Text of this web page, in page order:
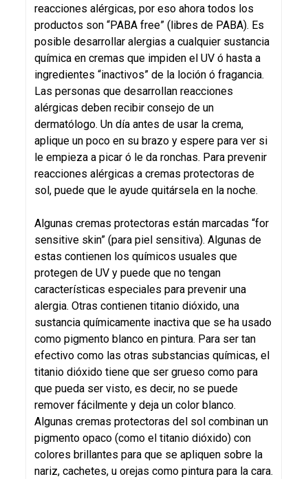
reacciones alérgicas, por eso ahora todos los
productos son “PABA free” (libres de PABA). Es
posible desarrollar alergias a cualquier sustancia
química en cremas que impiden el UV ó hasta a
ingredientes “inactivos” de la loción ó fragancia.
Las personas que desarrollan reacciones
alérgicas deben recibir consejo de un
dermatólogo. Un día antes de usar la crema,
aplique un poco en su brazo y espere para ver si
le empieza a picar ó le da ronchas. Para prevenir
reacciones alérgicas a cremas protectoras de
sol, puede que le ayude quitársela en la noche.
Algunas cremas protectoras están marcadas “for
sensitive skin” (para piel sensitiva). Algunas de
estas contienen los químicos usuales que
protegen de UV y puede que no tengan
características especiales para prevenir una
alergia. Otras contienen titanio dióxido, una
sustancia químicamente inactiva que se ha usado
como pigmento blanco en pintura. Para ser tan
efectivo como las otras substancias químicas, el
titanio dióxido tiene que ser grueso como para
que pueda ser visto, es decir, no se puede
remover fácilmente y deja un color blanco.
Algunas cremas protectoras del sol combinan un
pigmento opaco (como el titanio dióxido) con
colores brillantes para que se apliquen sobre la
nariz, cachetes, u orejas como pintura para la cara.